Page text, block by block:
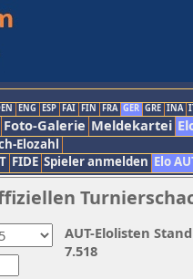
ENG ESP FAI FIN FRA GER GRE INA
Foto-Galerie Meldekartei
Elozahl
FIDE Spieler anmelden Elo
AUT-Elolisten
7.518